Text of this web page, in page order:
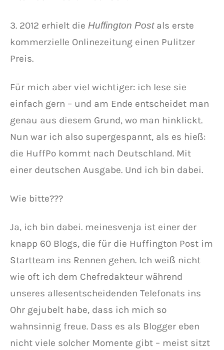
3. 2012 erhielt die Huffington Postals erste
kommerzielle Onlinezeitung einen Pulitzer
Preis.
Für mich aber viel wichtiger: ich lese sie
einfach gern – und am Ende entscheidet man
genau aus diesem Grund, wo man hinklickt.
Nun war ich also supergespannt, als es hieß:
die HuffPo kommt nach Deutschland. Mit
einer deutschen Ausgabe. Und ich bin dabei.
Wie bitte???
Ja, ich bin dabei. meinesvenja ist einer der
knapp 60 Blogs, die für die Huffington Post im
Startteam ins Rennen gehen. Ich weiß nicht
wie oft ich dem Chefredakteur während
unseres allesentscheidenden Telefonats ins
Ohr gejubelt habe, dass ich mich so
wahnsinnig freue. Dass es als Blogger eben
nicht viele solcher Momente gibt – meist sitzt